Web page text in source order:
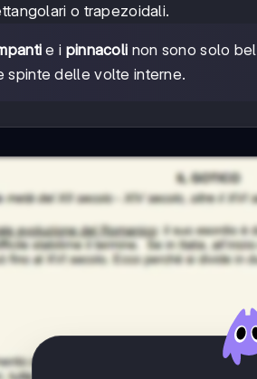
o trapezoidali.
e i pinnacoli non sono solo
spinte delle volte interne.